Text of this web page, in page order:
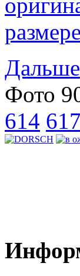
Дальше
Фото
614 617